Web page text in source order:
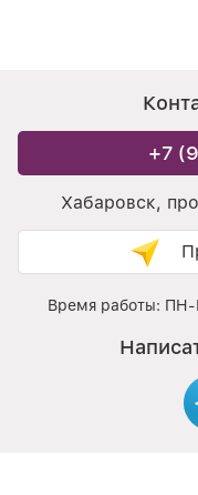
+7
Хабаровск,
Время работы: